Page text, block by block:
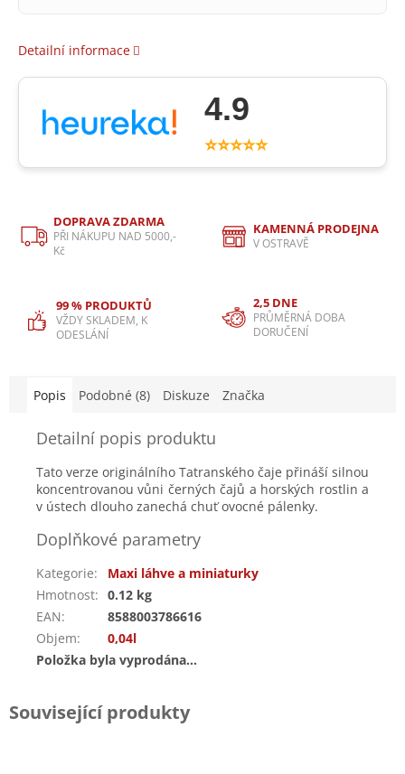
Detailní informace
4.9
⭐⭐⭐⭐⭐
DOPRAVA ZDARMA
PŘI NÁKUPU NAD 5000,-
Kč
KAMENNÁ PRODEJNA
V OSTRAVĚ
99 % PRODUKTŮ
VŽDY SKLADEM, K
ODESLÁNÍ
2,5 DNE
PRŮMĚRNÁ DOBA
DORUČENÍ
Popis Podobné (8) Diskuze Značka
Detailní popis produktu
Tato verze originálního Tatranského čaje přináší silnou
koncentrovanou vůni černých čajů a horských rostlin a
v ústech dlouho zanechá chuť ovocné pálenky.
Doplňkové parametry
Kategorie:
Maxi láhve a miniaturky
Hmotnost: 0.12 kg
EAN:
8588003786616
Objem:
0,04l
Položka byla vyprodána…
Související produkty